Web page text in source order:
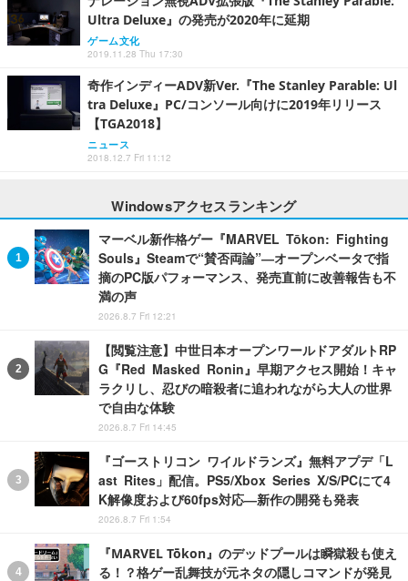
Ultra Deluxe』の発売が2020年に延期
ゲーム文化
2019.11.28 Thu 17:30
奇作インディーADV新Ver.『The Stanley Parable: Ul
tra Deluxe』PC/コンソール向けに2019年リリース
【TGA2018】
ニュース
2018.12.7 Fri 11:12
Windowsアクセスランキング
マーベル新作格ゲー『MARVEL Tōkon: Fighting
Souls』Steamで“賛否両論”―オープンベータで指
摘のPC版パフォーマンス、発売直前に改善報告も不
満の声
2026.8.7 Fri 12:21
【閲覧注意】中世日本オープンワールドアダルトRP
G『Red Masked Ronin』早期アクセス開始！キャ
ラクリし、忍びの暗殺者に追われながら大人の世界
で自由な体験
2026.8.7 Fri 14:45
『ゴーストリコン ワイルドランズ』無料アプデ「L
ast Rites」配信。PS5/Xbox Series X/S/PCにて4
K解像度および60fps対応―新作の開発も発表
2026.8.7 Fri 1:54
『MARVEL Tōkon』のデッドプールは瞬獄殺も使え
る！？格ゲー乱舞技が元ネタの隠しコマンドが発見